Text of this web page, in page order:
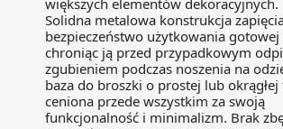
większych elementów dekoracyjnych.
Solidna metalowa konstrukcja
bezpieczeństwo użytkowania gotowej
chroniąc ją przed przypadkowym
zgubieniem podczas noszenia na
baza do broszki o prostej lub
ceniona przede wszystkim za swoją
funkcjonalność i minimalizm. Brak